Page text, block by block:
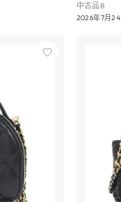
中古品B
2026年7月24